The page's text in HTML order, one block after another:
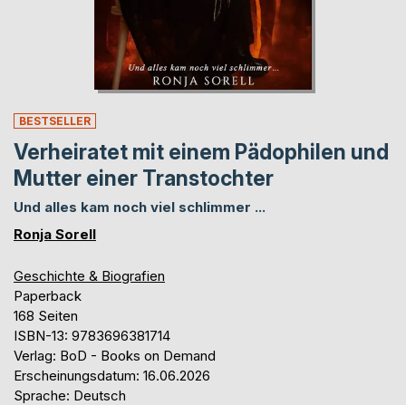
BESTSELLER
Verheiratet mit einem Pädophilen und
Mutter einer Transtochter
Und alles kam noch viel schlimmer ...
Ronja Sorell
Geschichte & Biografien
Paperback
168 Seiten
ISBN-13: 9783696381714
Verlag: BoD - Books on Demand
Erscheinungsdatum: 16.06.2026
Sprache: Deutsch